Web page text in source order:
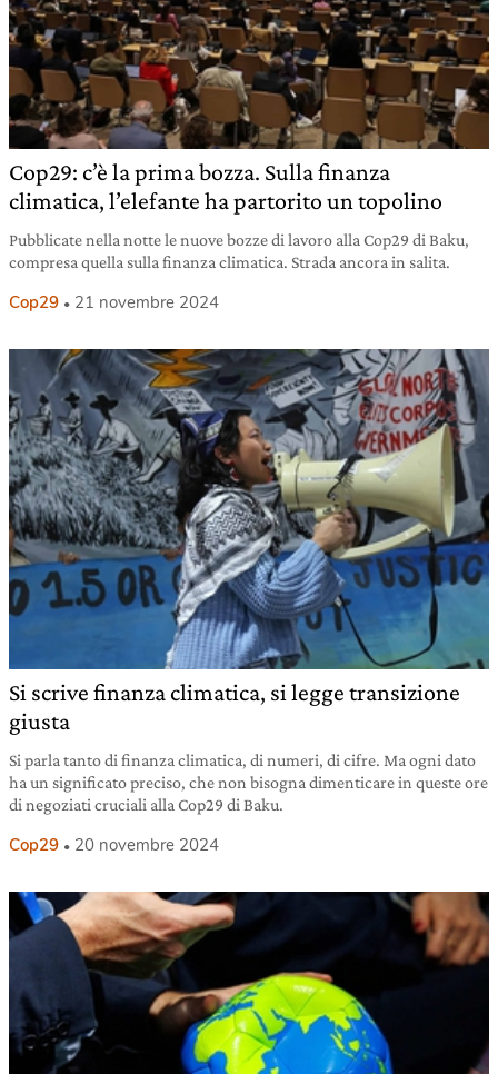
Cop29: c’è la prima bozza. Sulla finanza
climatica, l’elefante ha partorito un topolino
Pubblicate nella notte le nuove bozze di lavoro alla Cop29 di Baku,
compresa quella sulla finanza climatica. Strada ancora in salita.
Cop29 21 novembre 2024
Si scrive finanza climatica, si legge transizione
giusta
Si parla tanto di finanza climatica, di numeri, di cifre. Ma ogni dato
ha un significato preciso, che non bisogna dimenticare in queste ore
di negoziati cruciali alla Cop29 di Baku.
Cop29 20 novembre 2024